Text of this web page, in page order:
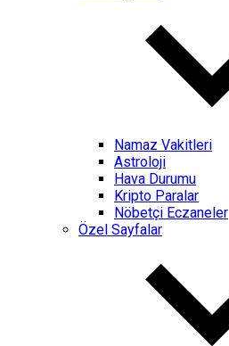
Namaz Vakitleri
Astroloji
Hava Durumu
Kripto Paralar
Nöbetçi Eczaneler
Özel Sayfalar